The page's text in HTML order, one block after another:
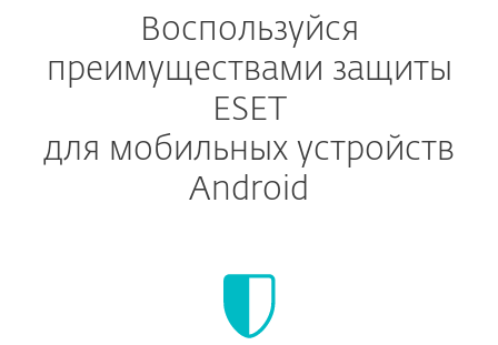
Воспользуйся
преимуществами защиты
ESET
для мобильных устройств
Android